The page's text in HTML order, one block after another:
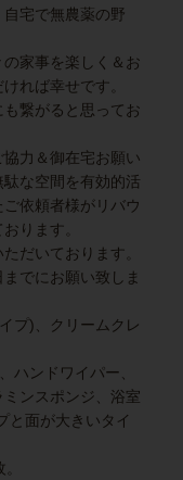
宅で無農薬の野
家事を楽しく＆お
れば幸せです。
繋がると思ってお
力＆御在宅お願い
な空間を有効的活
依頼者様がリバウ
ります。
だいております。
でにお願い致しま
プ)、クリームクレ
ハンドワイパー、
ンスポンジ、浴室
と面が大きいタイ